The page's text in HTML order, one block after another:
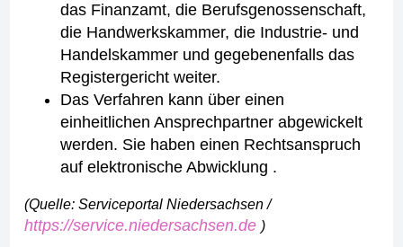
das Finanzamt, die Berufsgenossenschaft,
die Handwerkskammer, die Industrie- und
Handelskammer und gegebenenfalls das
Registergericht weiter.
Das Verfahren kann über einen
einheitlichen Ansprechpartner abgewickelt
werden. Sie haben einen Rechtsanspruch
auf elektronische Abwicklung .
(Quelle: Serviceportal Niedersachsen /
https://service.niedersachsen.de )